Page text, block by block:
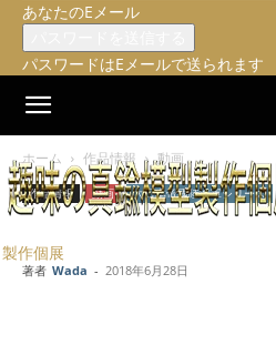
あなたのEメール
パスワードはEメールで送られます
製作個展
ホーム 作品情報 動画
作品情報 動画 大日本帝國陸海軍シリーズ
著者 Wada - 2018年6月28日